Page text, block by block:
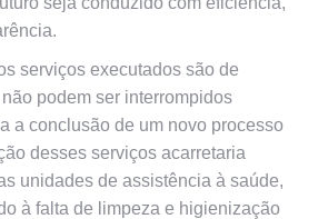
serviços executados são de
podem ser interrompidos
a conclusão de um novo processo
desses serviços acarretaria
unidades de assistência à saúde,
à falta de limpeza e higienização